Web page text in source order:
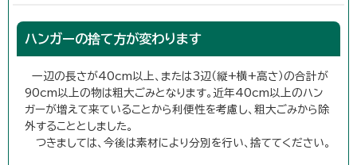
ハンガーの捨て方が変わります
一辺の長さが40cm以上、または3辺（縦+横+高さ）の合計が
90cm以上の物は粗大ごみとなります。近年40cm以上のハン
ガーが増えて来ていることから利便性を考慮し、粗大ごみから除
外することとしました。
つきましては、今後は素材により分別を行い、捨ててください。